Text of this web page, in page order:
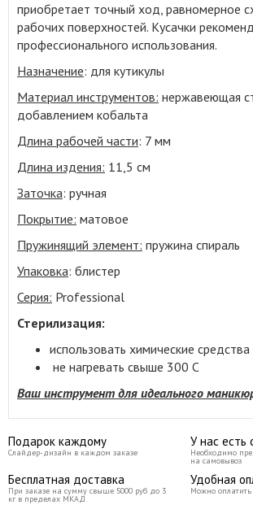
приобретает точный ход, равномерное
рабочих поверхностей. Кусачки
профессионального использования.
Назначение: для кутикулы
Материал инструментов: нержавеющая
добавлением кобальта
Длина рабочей части: 7 мм
Длина издения: 11,5 см
Заточка: ручная
Покрытие: матовое
Пружинящий элемент: пружина спираль
Упаковка: блистер
Серия: Professional
Стерилизация:
использовать химические
не нагревать свыше 300 С
Ваш инструмент для идеального
Подарок каждому
Слайдер-дизайн в каждом заказе
У нас есть
Необходимо
на самовывоз
Бесплатная доставка
При заказе на сумму свыше 5000 руб до 3
кг в пределах МКАД
Удобная
Можно